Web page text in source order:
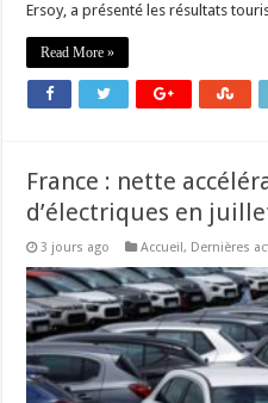
Ersoy, a présenté les résultats
Read More »
France : nette
d’électriques en
3 jours ago Accueil, Dernières